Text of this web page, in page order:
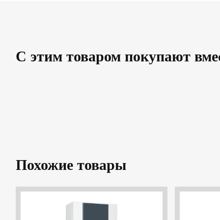
С этим товаром покупают
Похожие товары